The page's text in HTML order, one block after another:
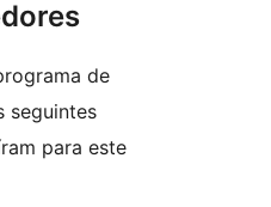
de
seguintes
para este